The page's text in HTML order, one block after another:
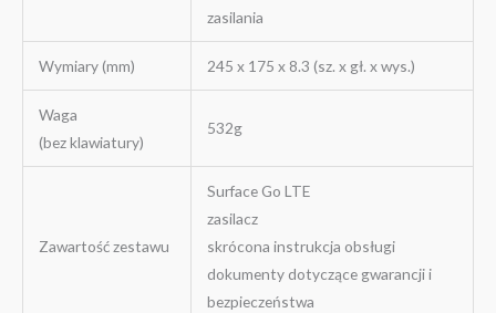
zasilania
Wymiary (mm) 245 x 175 x 8.3 (sz. x gł. x wys.)
Waga
(bez klawiatury)
532g
Zawartość zestawu
Surface Go LTE
zasilacz
skrócona instrukcja obsługi
dokumenty dotyczące gwarancji i
bezpieczeństwa